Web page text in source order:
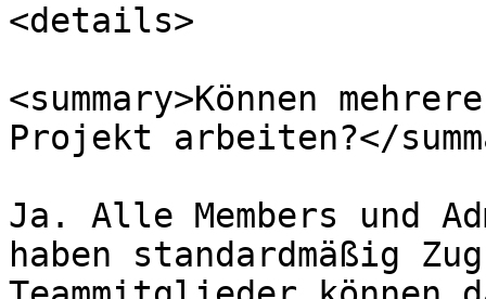
<details>
<summary>Können
Projekt arbeiten?</
Ja. Alle Members und
haben standardmäßig